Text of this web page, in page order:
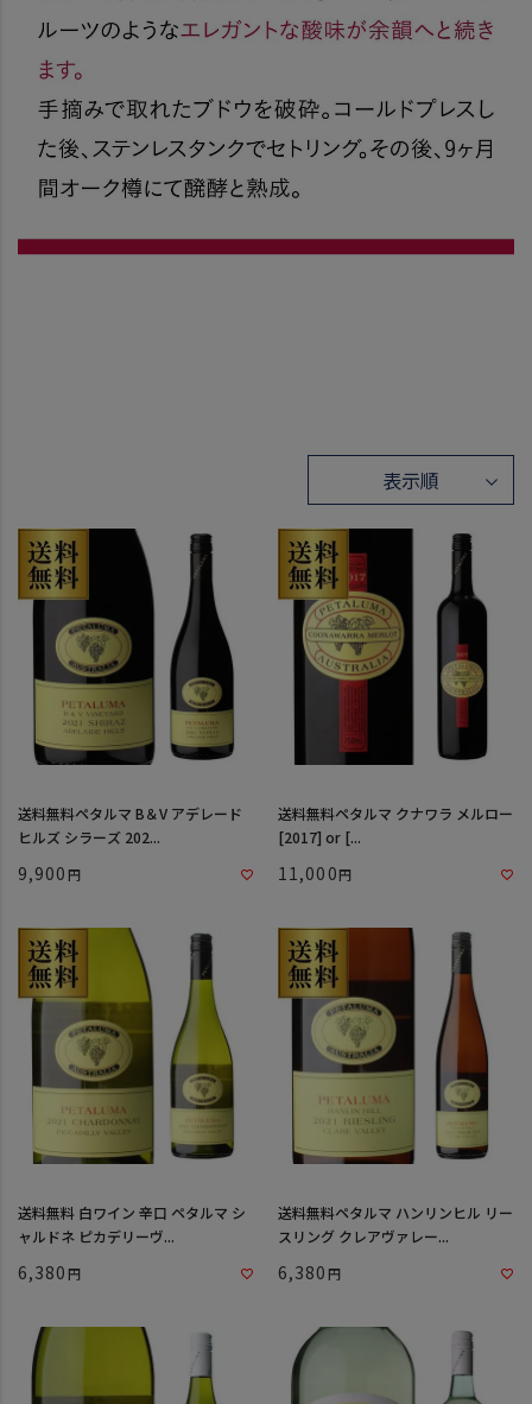
送料無料ペタルマ B＆V アデレード
ヒルズ シラーズ 202...
9,900
送料無料ペタルマ クナワラ メルロー
[2017] or [...
11,000
送料無料 白ワイン 辛口 ペタルマ シ
ャルドネ ピカデリーヴ...
6,380
送料無料ペタルマ ハンリンヒル リー
スリング クレアヴァレー...
6,380